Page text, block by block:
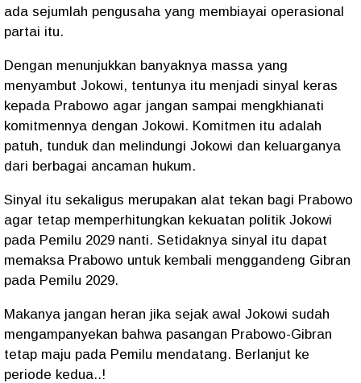
ada sejumlah pengusaha yang membiayai operasional
partai itu.
Dengan menunjukkan banyaknya massa yang
menyambut Jokowi, tentunya itu menjadi sinyal keras
kepada Prabowo agar jangan sampai mengkhianati
komitmennya dengan Jokowi. Komitmen itu adalah
patuh, tunduk dan melindungi Jokowi dan keluarganya
dari berbagai ancaman hukum.
Sinyal itu sekaligus merupakan alat tekan bagi Prabowo
agar tetap memperhitungkan kekuatan politik Jokowi
pada Pemilu 2029 nanti. Setidaknya sinyal itu dapat
memaksa Prabowo untuk kembali menggandeng Gibran
pada Pemilu 2029.
Makanya jangan heran jika sejak awal Jokowi sudah
mengampanyekan bahwa pasangan Prabowo-Gibran
tetap maju pada Pemilu mendatang. Berlanjut ke
periode kedua..!